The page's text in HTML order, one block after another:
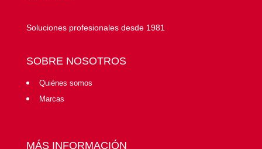
Soluciones profesionales desde 1981
SOBRE NOSOTROS
Quiénes somos
Marcas
MÁS INFORMACIÓN